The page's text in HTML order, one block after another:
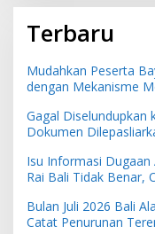
Terbaru
Mudahkan Peserta
dengan Mekanisme
Gagal Diselundupkan
Dokumen
Isu Informasi
Rai Bali Tidak Benar,
Bulan Juli 2026 Bali
Catat Penurunan